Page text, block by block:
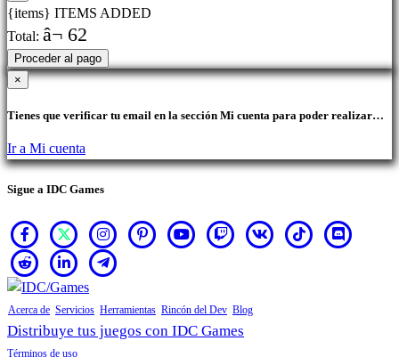
{items} ITEMS ADDED
Total: â¬ 62
Proceder al pago
×
Tienes que verificar tu email en la sección Mi cuenta para poder realizar
Ir a Mi cuenta
Sigue a IDC Games
Acerca de Servicios Herramientas Rincón del Dev Blog
Distribuye tus juegos con IDC Games
Términos de uso